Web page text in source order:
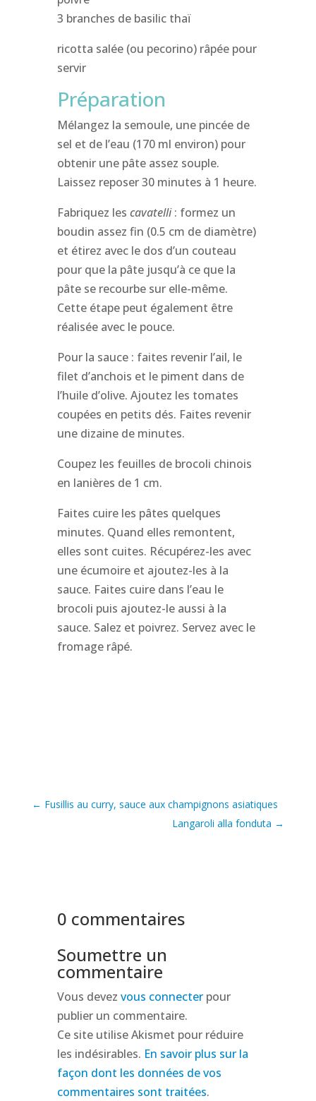
3 branches de basilic thaï
ricotta salée (ou pecorino) râpée pour
servir
Préparation
Mélangez la semoule, une pincée de
sel et de l’eau (170 ml environ) pour
obtenir une pâte assez souple.
Laissez reposer 30 minutes à 1 heure.
Fabriquez les cavatelli: formez un
boudin assez fin (0.5 cm de diamètre)
et étirez avec le dos d’un couteau
pour que la pâte jusqu’à ce que la
pâte se recourbe sur elle-même.
Cette étape peut également être
réalisée avec le pouce.
Pour la sauce : faites revenir l’ail, le
filet d’anchois et le piment dans de
l’huile d’olive. Ajoutez les tomates
coupées en petits dés. Faites revenir
une dizaine de minutes.
Coupez les feuilles de brocoli chinois
en lanières de 1 cm.
Faites cuire les pâtes quelques
minutes. Quand elles remontent,
elles sont cuites. Récupérez-les avec
une écumoire et ajoutez-les à la
sauce. Faites cuire dans l’eau le
brocoli puis ajoutez-le aussi à la
sauce. Salez et poivrez. Servez avec le
fromage râpé.
← Fusillis au curry, sauce aux champignons asiatiques
Langaroli alla fonduta →
0 commentaires
Soumettre un
commentaire
Vous devez vous connecterpour
publier un commentaire.
Ce site utilise Akismet pour réduire
les indésirables. En savoir plus sur la
façon dont les données de vos
commentaires sont traitées.